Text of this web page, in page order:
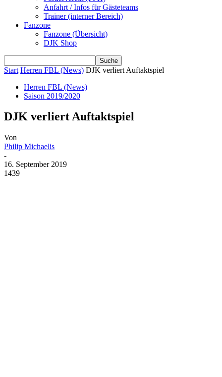
Anfahrt / Infos für Gästeteams
Trainer (interner Bereich)
Fanzone
Fanzone (Übersicht)
DJK Shop
Start Herren FBL (News) DJK verliert Auftaktspiel
Herren FBL (News)
Saison 2019/2020
DJK verliert Auftaktspiel
Von
Philip Michaelis
-
16. September 2019
1439